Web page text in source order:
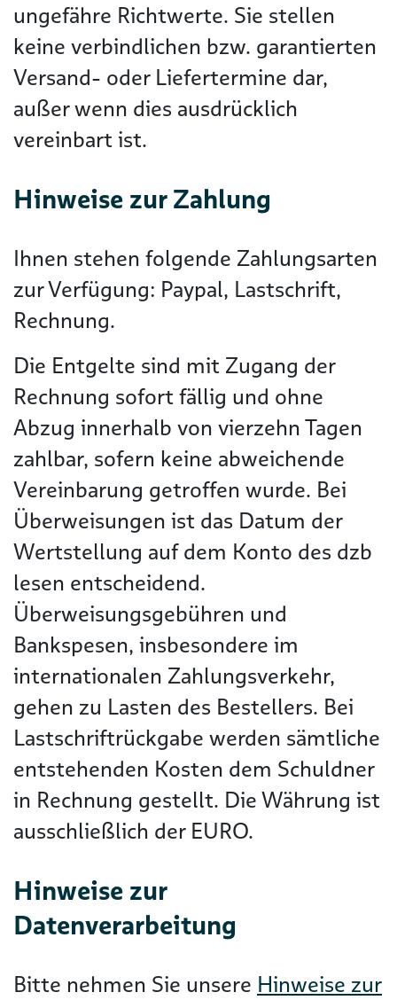
ungefähre Richtwerte. Sie stellen
keine verbindlichen bzw. garantierten
Versand- oder Liefertermine dar,
außer wenn dies ausdrücklich
vereinbart ist.
Hinweise zur Zahlung
Ihnen stehen folgende Zahlungsarten
zur Verfügung: Paypal, Lastschrift,
Rechnung.
Die Entgelte sind mit Zugang der
Rechnung sofort fällig und ohne
Abzug innerhalb von vierzehn Tagen
zahlbar, sofern keine abweichende
Vereinbarung getroffen wurde. Bei
Überweisungen ist das Datum der
Wertstellung auf dem Konto des dzb
lesen entscheidend.
Überweisungsgebühren und
Bankspesen, insbesondere im
internationalen Zahlungsverkehr,
gehen zu Lasten des Bestellers. Bei
Lastschriftrückgabe werden sämtliche
entstehenden Kosten dem Schuldner
in Rechnung gestellt. Die Währung ist
ausschließlich der EURO.
Hinweise zur
Datenverarbeitung
Bitte nehmen Sie unsere Hinweise zur